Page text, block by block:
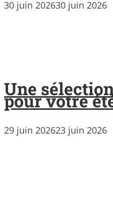
30 juin 202630 juin 2026
Une
pour votre
29 juin 202623 juin 2026